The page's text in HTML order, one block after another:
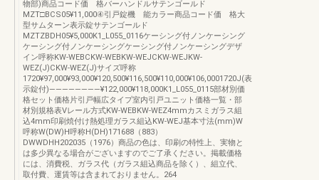
物部)商品コード価 格バーハンドルサテンゴールド
MZT□BCS05¥11,000④引戸錠機 能カラー商品コード価 格大
型サムターン表示錠サテンゴールド
MZTZBDH05¥5,000K1_L055_0116ケーシング付ノンケーシング
ケーシング付ノンケーシングケーシング付ノンケーシングデザ
イン呼称KW-WEBCKW-WEBKW-WEJCKW-WEJKW-
WEZ(J)CKW-WEZ(J)サイズ呼称
1720¥97,000¥93,000¥120,500¥116,500¥110,000¥106,0001720J(表
示錠付)――――――――¥122,000¥118,000K1_L055_0115部材別価
格セット価格片引戸幅広タイプ室内引戸ユニット価格一覧・部
材別規格表Vレール方式KW-WEBKW-WEZ4mmカスミガラス組
込4mm印刷焼付け熱処理ガラス組込KW-WEJ基本寸法(mm)W
呼称W(DW)H呼称H(DH)171688（883）
DWWDHH202035（1976）商品の色は、印刷の特性上、実物と
は多少異なる場合がございますのでご了承ください。掲載価格
には、消費税、ガラス代（ガラス組込商品を除く）、組立代、
取付費、運賃等は含まれておりません。264